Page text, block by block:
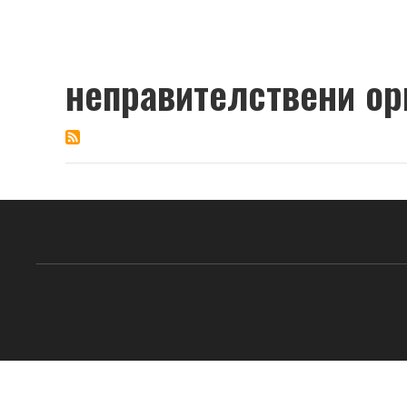
неправителствени